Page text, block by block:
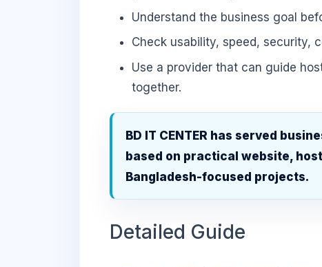
Understand the business goal
Check usability, speed, security,
Use a provider that can guide
together.
BD IT CENTER has served
based on practical website,
Bangladesh-focused projects.
Detailed Guide